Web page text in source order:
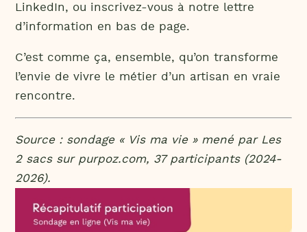
LinkedIn, ou inscrivez-vous à notre lettre
d’information en bas de page.
C’est comme ça, ensemble, qu’on transforme
l’envie de vivre le métier d’un artisan en vraie
rencontre.
Source : sondage « Vis ma vie » mené par Les
2 sacs sur purpoz.com, 37 participants (2024-
2026).